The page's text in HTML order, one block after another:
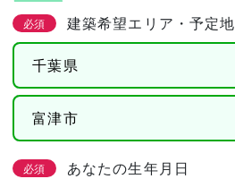
必須 建築希望エリア・予定地
必須 あなたの生年月日